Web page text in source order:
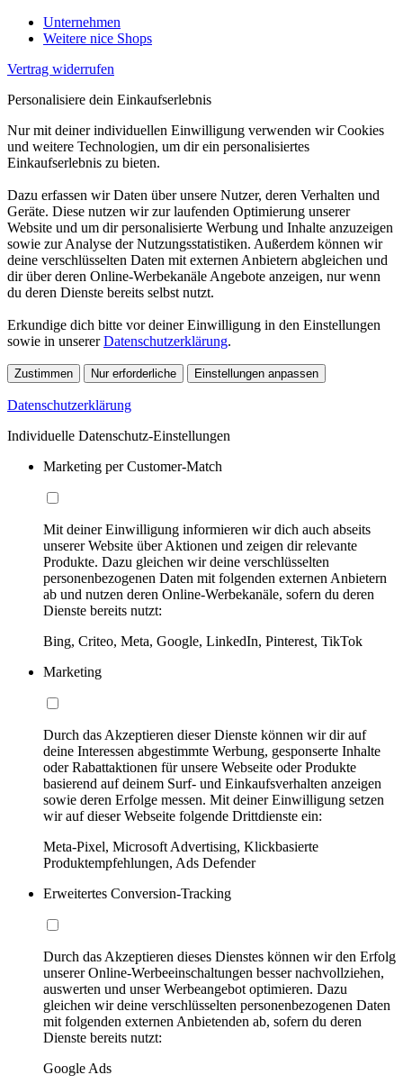
Unternehmen
Weitere nice Shops
Vertrag widerrufen
Personalisiere dein Einkaufserlebnis
Nur mit deiner individuellen Einwilligung verwenden wir Cookies
und weitere Technologien, um dir ein personalisiertes
Einkaufserlebnis zu bieten.
Dazu erfassen wir Daten über unsere Nutzer, deren Verhalten und
Geräte. Diese nutzen wir zur laufenden Optimierung unserer
Website und um dir personalisierte Werbung und Inhalte anzuzeigen
sowie zur Analyse der Nutzungsstatistiken. Außerdem können wir
deine verschlüsselten Daten mit externen Anbietern abgleichen und
dir über deren Online-Werbekanäle Angebote anzeigen, nur wenn
du deren Dienste bereits selbst nutzt.
Erkundige dich bitte vor deiner Einwilligung in den Einstellungen
sowie in unsererDatenschutzerklärung.
Zustimmen Nur erforderliche Einstellungen anpassen
Datenschutzerklärung
Individuelle Datenschutz-Einstellungen
Marketing per Customer-Match
Mit deiner Einwilligung informieren wir dich auch abseits
unserer Website über Aktionen und zeigen dir relevante
Produkte. Dazu gleichen wir deine verschlüsselten
personenbezogenen Daten mit folgenden externen Anbietern
ab und nutzen deren Online-Werbekanäle, sofern du deren
Dienste bereits nutzt:
Bing, Criteo, Meta, Google, LinkedIn, Pinterest, TikTok
Marketing
Durch das Akzeptieren dieser Dienste können wir dir auf
deine Interessen abgestimmte Werbung, gesponserte Inhalte
oder Rabattaktionen für unsere Webseite oder Produkte
basierend auf deinem Surf- und Einkaufsverhalten anzeigen
sowie deren Erfolge messen. Mit deiner Einwilligung setzen
wir auf dieser Webseite folgende Drittdienste ein:
Meta-Pixel, Microsoft Advertising, Klickbasierte
Produktempfehlungen, Ads Defender
Erweitertes Conversion-Tracking
Durch das Akzeptieren dieses Dienstes können wir den Erfolg
unserer Online-Werbeeinschaltungen besser nachvollziehen,
auswerten und unser Werbeangebot optimieren. Dazu
gleichen wir deine verschlüsselten personenbezogenen Daten
mit folgenden externen Anbietenden ab, sofern du deren
Dienste bereits nutzt:
Google Ads